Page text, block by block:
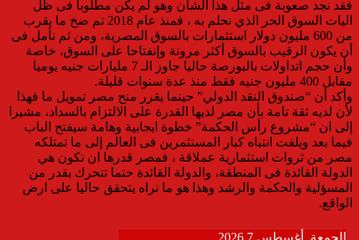
فقد نجد صعوبة فى مثل هذا الشأن وهو لم يكن مطلوبا فى ظل
اليات السوق الحر الذي نحلم به ، فمنذ عام 2018 تم ضخ ما يقرب
من 600 مليون دولار استثمارات بالسوق المصرية، ومن ثم نأمل فى
أن يكون الرقيب بالسوق أكثر مرونة وإنفتاحا على السوق، خاصة
وأن حجم اتداولات بالبورصة حاليا جاوز الـ 7 مليارات جنيه يوميا
مقابل 400 مليون جنيه فقط منذ عدة سنوات قليلة.
وأكد أن “صندوق النقد الدولي” حينما يقرر منح مصر تمويل ما فهذا
لأن لديه ثقة تامة بأن مصر لديها القدرة على الالتزام بالسداد، مشيرا
إلى ان “مشروع رأس الحكمة” خطوة ايجابية وهامة سيفتح الباب
فيما بعد ويلفت انتباه كبار المستثمرين فى العالم إلى ما تمتلكه
مصر من ثروات استثمارية عملاقة ، فمصر قدرها ان تكون هي
الدولة القائدة فى المنطقة، والدولة القائدة حتما تتحرك بقدر من
المسؤلية والحكمة والرشد وهذا هو ما نراه يتحقق حاليا على ارض
الواقع.